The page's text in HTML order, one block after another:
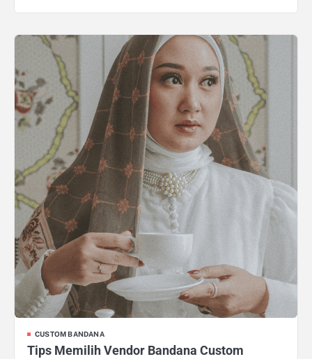
CUSTOM BANDANA
Tips Memilih Vendor Bandana Custom